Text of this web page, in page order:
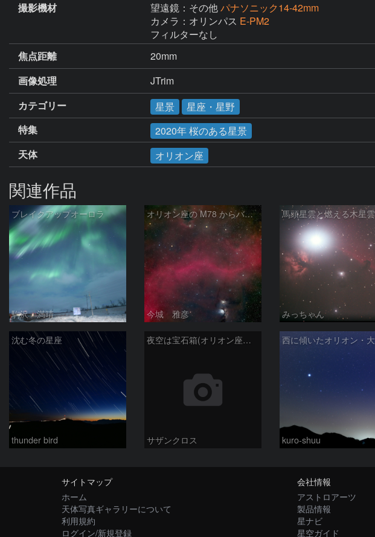
撮影機材
望遠鏡：その他パナソニック14-42mm
カメラ：オリンパス E-PM2
フィルターなし
焦点距離
20mm
画像処理
JTrim
カテゴリー
星景
星座・星野
特集
2020年 桜のある星景
天体
オリオン座
関連作品
ブレイクアップオーロラ
駒沢 満晴
オリオン座の M78 からバーナードループをまたいで LDN1622あたり
今城 雅彦
馬頭星雲と燃える木星雲
みっちゃん
沈む冬の星座
thunder bird
夜空は宝石箱(オリオン座大星雲 M42) Seestar50
サザンクロス kuro-shuu
サイトマップ
ホーム
天体写真ギャラリーについて
利用規約
ログイン/新規登録
会社情報
アストロアーツ
製品情報
星ナビ
星空ガイド